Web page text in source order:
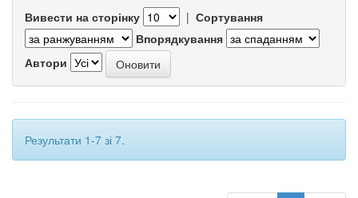
Вивести на сторінку | Сортування
Впорядкування
Автори
Результати 1-7 зі 7.